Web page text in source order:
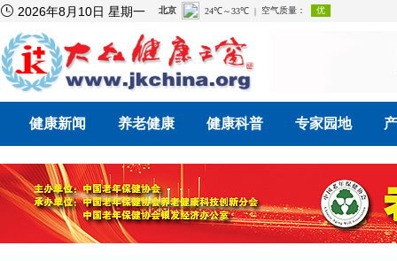
 2026年8月10日 星期一
健康新闻 养老健康 健康科普 专家园地